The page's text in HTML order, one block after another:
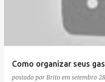
Como organizar seus
postado por Brito em setembro